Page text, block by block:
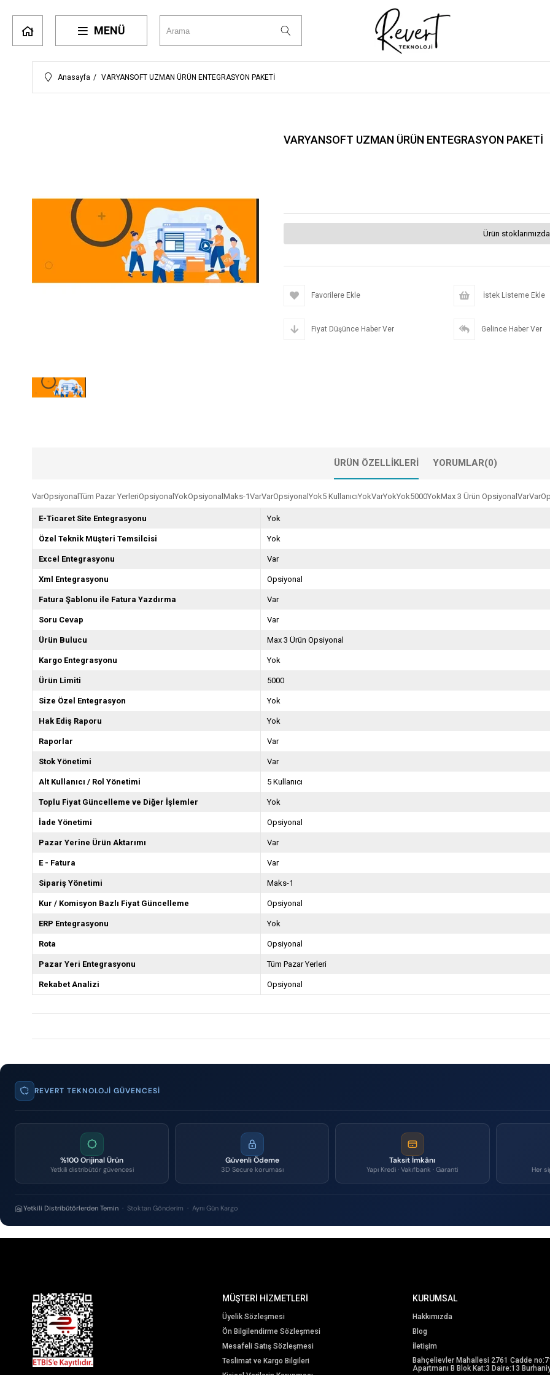
MENÜ
Anasayfa VARYANSOFT UZMAN ÜRÜN ENTEGRASYON PAKETİ
VARYANSOFT UZMAN ÜRÜN ENTEGRASYON PAKETİ
Ürün
Favorilere Ekle İstek Listeme Ekle
Fiyat Düşünce Haber Ver Gelince Haber Ver
ÜRÜN ÖZELLIKLERI YORUMLAR(0)
VarOpsiyonalTüm Pazar YerleriOpsiyonalYokOpsiyonalMaks-1VarVarOpsiyonalYok5 KullanıcıYokVarYokYok5000YokMax 3 Ürün
E-Ticaret Site Entegrasyonu Yok
Özel Teknik Müşteri Temsilcisi Yok
Excel Entegrasyonu Var
Xml Entegrasyonu Opsiyonal
Fatura Şablonu ile Fatura Yazdırma Var
Soru Cevap Var
Ürün Bulucu Max 3 Ürün Opsiyonal
Kargo Entegrasyonu Yok
Ürün Limiti 5000
Size Özel Entegrasyon Yok
Hak Ediş Raporu Yok
Raporlar Var
Stok Yönetimi Var
Alt Kullanıcı / Rol Yönetimi 5 Kullanıcı
Toplu Fiyat Güncelleme ve Diğer İşlemler Yok
İade Yönetimi Opsiyonal
Pazar Yerine Ürün Aktarımı Var
E - Fatura Var
Sipariş Yönetimi Maks-1
Kur / Komisyon Bazlı Fiyat Güncelleme Opsiyonal
ERP Entegrasyonu Yok
Rota Opsiyonal
Pazar Yeri Entegrasyonu Tüm Pazar Yerleri
Rekabet Analizi Opsiyonal
REVERT TEKNOLOJI GÜVENCESI
%100 Orijinal Ürün
Yetkili distribütör güvencesi
Güvenli Ödeme
3D Secure koruması
Taksit İmkânı
Yapı Kredi · Vakıfbank · Garanti Her
Yetkili Distribütörlerden Temin · Stoktan Gönderim · Aynı Gün Kargo
MÜŞTERİ HİZMETLERİ
Üyelik Sözleşmesi
Ön Bilgilendirme Sözleşmesi
Mesafeli Satış Sözleşmesi
Teslimat ve Kargo Bilgileri
KURUMSAL
Hakkımızda
Blog
İletişim
Bahçelievler Mahallesi 2761 Cadde
Apartmanı B Blok Kat:3 Daire:13